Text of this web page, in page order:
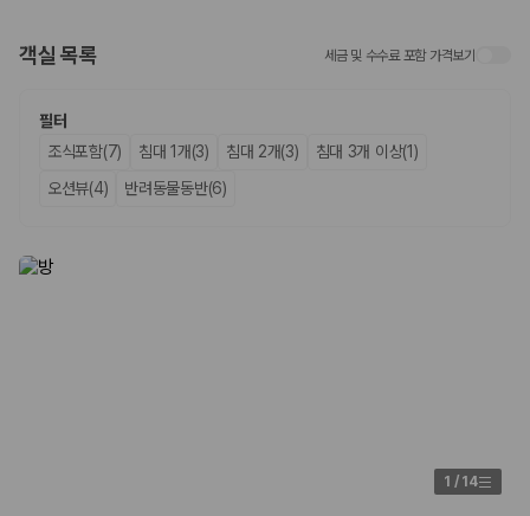
업체별 가격비교:
제주 렌트카 업체별 실시간 예약 가능 차량과 요금
차종별 최저가 비교:
인원에 맞는 차종별 가격을 비교합니다.
보험 조건 비교:일반자차, 완전자차, 슈퍼자차의 면책금과 보상 한
도를 비교합니다.
제주공항 인수 조건 비교:
객실 목록 세금 및 수수료 포함 가격보기
필터
조식포함(7)
침대 1개(3) 침대 2개(3)
침대 3개 이상(1)
오션뷰(4)
반려동물동반(6)
1 / 14